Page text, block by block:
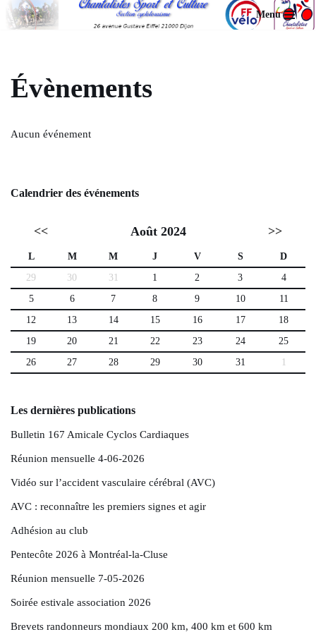
contenu
Menu
Évènements
Aucun événement
Calendrier des événements
<< Août 2024 >>
L M M J V S
D
29
30 31 1 2 3
4
5
6 7 8 9 10
11
12
13 14 15 16 17
18
19
20 21 22 23 24
25
26
27 28 29 30 31 1
Les dernières publications
Bulletin 167 Amicale Cyclos Cardiaques
Réunion mensuelle 4-06-2026
Vidéo sur l’accident vasculaire cérébral (AVC)
AVC : reconnaître les premiers signes et agir
Adhésion au club
Pentecôte 2026 à Montréal-la-Cluse
Réunion mensuelle 7-05-2026
Soirée estivale association 2026
Brevets randonneurs mondiaux 200 km, 400 km et 600 km